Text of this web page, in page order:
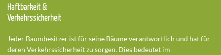
Haftbarkeit &
Verkehrssicherheit
Jeder Baumbesitzer ist für seine Bäume verantwortlich und hat für
deren Verkehrssicherheit zu sorgen. Dies bedeutet im